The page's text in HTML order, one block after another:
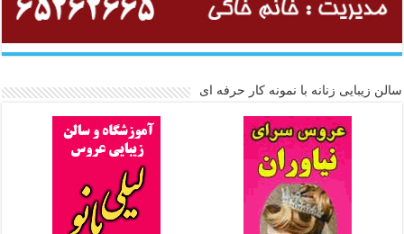
سالن زیبایی زنانه با نمونه کار حرفه ای